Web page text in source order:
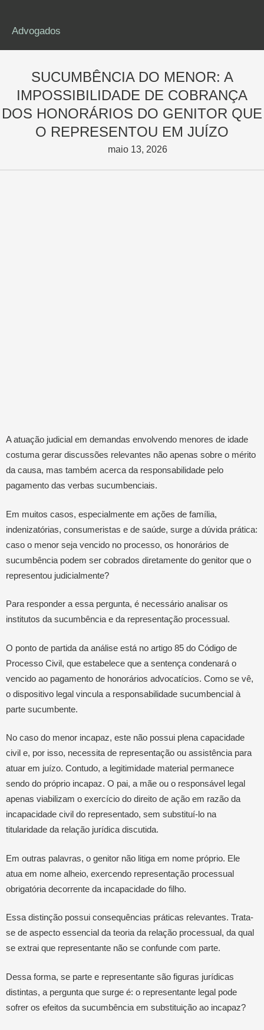
Advogados
SUCUMBÊNCIA DO MENOR: A
IMPOSSIBILIDADE DE COBRANÇA
DOS HONORÁRIOS DO GENITOR QUE
O REPRESENTOU EM JUÍZO
maio 13, 2026
A atuação judicial em demandas envolvendo menores de idade
costuma gerar discussões relevantes não apenas sobre o mérito
da causa, mas também acerca da responsabilidade pelo
pagamento das verbas sucumbenciais.
Em muitos casos, especialmente em ações de família,
indenizatórias, consumeristas e de saúde, surge a dúvida prática:
caso o menor seja vencido no processo, os honorários de
sucumbência podem ser cobrados diretamente do genitor que o
representou judicialmente?
Para responder a essa pergunta, é necessário analisar os
institutos da sucumbência e da representação processual.
O ponto de partida da análise está no artigo 85 do Código de
Processo Civil, que estabelece que a sentença condenará o
vencido ao pagamento de honorários advocatícios. Como se vê,
o dispositivo legal vincula a responsabilidade sucumbencial à
parte sucumbente.
No caso do menor incapaz, este não possui plena capacidade
civil e, por isso, necessita de representação ou assistência para
atuar em juízo. Contudo, a legitimidade material permanece
sendo do próprio incapaz. O pai, a mãe ou o responsável legal
apenas viabilizam o exercício do direito de ação em razão da
incapacidade civil do representado, sem substituí-lo na
titularidade da relação jurídica discutida.
Em outras palavras, o genitor não litiga em nome próprio. Ele
atua em nome alheio, exercendo representação processual
obrigatória decorrente da incapacidade do filho.
Essa distinção possui consequências práticas relevantes. Trata-
se de aspecto essencial da teoria da relação processual, da qual
se extrai que representante não se confunde com parte.
Dessa forma, se parte e representante são figuras jurídicas
distintas, a pergunta que surge é: o representante legal pode
sofrer os efeitos da sucumbência em substituição ao incapaz?